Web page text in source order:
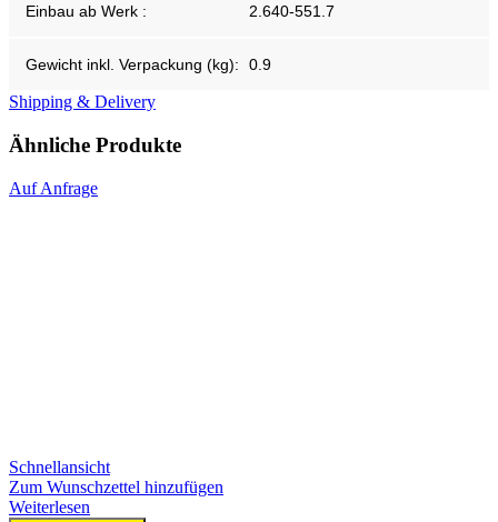
Einbau ab Werk : 2.640-551.7
Gewicht inkl. Verpackung (kg): 0.9
Shipping & Delivery
Ähnliche Produkte
Auf Anfrage
Schnellansicht
Zum Wunschzettel hinzufügen
Weiterlesen